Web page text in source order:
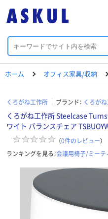
ホーム オフィス家具/収納
くろがね工作所 ブランド： くろが
くろがね工作所 Steelcase
ワイト バランスチェア
（0件のレビュー）
ランキングを見る：会議用椅子/ミー